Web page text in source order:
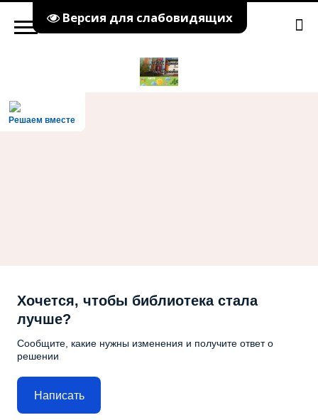
Версия для слабовидящих
Решаем вместе
Хочется, чтобы библиотека стала
лучше?
Сообщите, какие нужны изменения и получите ответ о
решении
Написать